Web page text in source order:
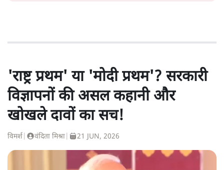
'राष्ट्र प्रथम' या 'मोदी प्रथम'? सरकारी
विज्ञापनों की असल कहानी और
खोखले दावों का सच!
विमर्श वंदिता मिश्रा 21 JUN, 2026